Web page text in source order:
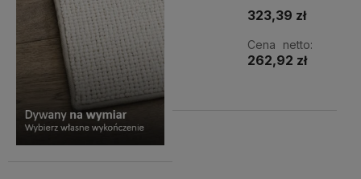
323,39 zł
Cena netto:
262,92 zł